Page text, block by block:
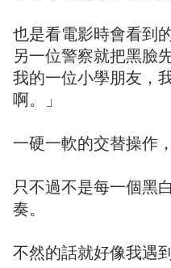
也是看電影時會看到
另一位警察就把黑臉
我的一位小學朋友，
啊。」
一硬一軟的交替操作
只不過不是每一個黑
奏。
不然的話就好像我遇